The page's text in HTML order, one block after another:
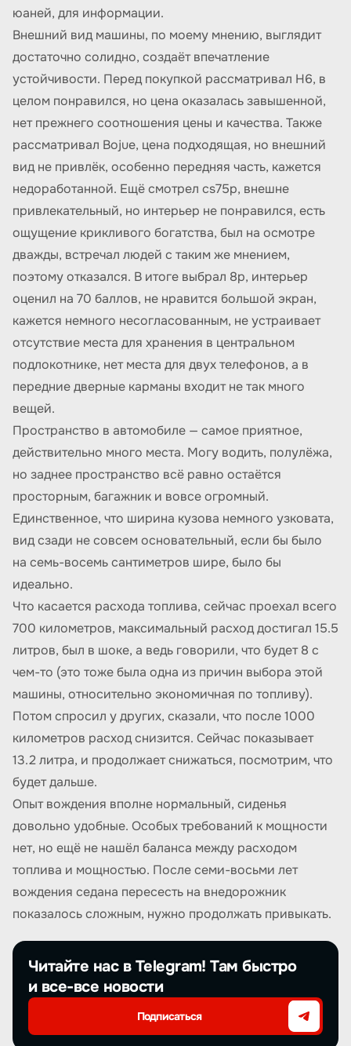
юаней, для информации.
Внешний вид машины, по моему мнению, выглядит
достаточно солидно, создаёт впечатление
устойчивости. Перед покупкой рассматривал H6, в
целом понравился, но цена оказалась завышенной,
нет прежнего соотношения цены и качества. Также
рассматривал Bojue, цена подходящая, но внешний
вид не привлёк, особенно передняя часть, кажется
недоработанной. Ещё смотрел cs75p, внешне
привлекательный, но интерьер не понравился, есть
ощущение крикливого богатства, был на осмотре
дважды, встречал людей с таким же мнением,
поэтому отказался. В итоге выбрал 8p, интерьер
оценил на 70 баллов, не нравится большой экран,
кажется немного несогласованным, не устраивает
отсутствие места для хранения в центральном
подлокотнике, нет места для двух телефонов, а в
передние дверные карманы входит не так много
вещей.
Пространство в автомобиле — самое приятное,
действительно много места. Могу водить, полулёжа,
но заднее пространство всё равно остаётся
просторным, багажник и вовсе огромный.
Единственное, что ширина кузова немного узковата,
вид сзади не совсем основательный, если бы было
на семь-восемь сантиметров шире, было бы
идеально.
Что касается расхода топлива, сейчас проехал всего
700 километров, максимальный расход достигал 15.5
литров, был в шоке, а ведь говорили, что будет 8 с
чем-то (это тоже была одна из причин выбора этой
машины, относительно экономичная по топливу).
Потом спросил у других, сказали, что после 1000
километров расход снизится. Сейчас показывает
13.2 литра, и продолжает снижаться, посмотрим, что
будет дальше.
Опыт вождения вполне нормальный, сиденья
довольно удобные. Особых требований к мощности
нет, но ещё не нашёл баланса между расходом
топлива и мощностью. После семи-восьми лет
вождения седана пересесть на внедорожник
показалось сложным, нужно продолжать привыкать.
Читайте нас в Telegram! Там быстро
и все-все новости
Подписаться